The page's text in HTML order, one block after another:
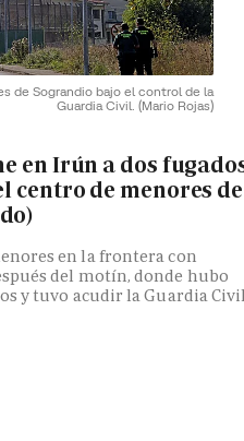
de Sograndio bajo el control de la
Guardia Civil. (Mario Rojas)
en Irún a dos
centro de menores de
en la frontera con
del motín, donde hubo
y tuvo acudir la Guardia